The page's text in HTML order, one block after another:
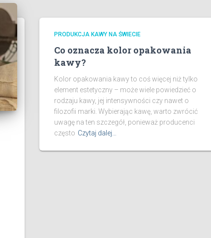
PRODUKCJA KAWY NA ŚWIECIE
Co oznacza kolor opakowania
kawy?
Kolor opakowania kawy to coś więcej niż tylko
element estetyczny – może wiele powiedzieć o
rodzaju kawy, jej intensywności czy nawet o
filozofii marki. Wybierając kawę, warto zwrócić
uwagę na ten szczegół, ponieważ producenci
często Czytaj dalej…